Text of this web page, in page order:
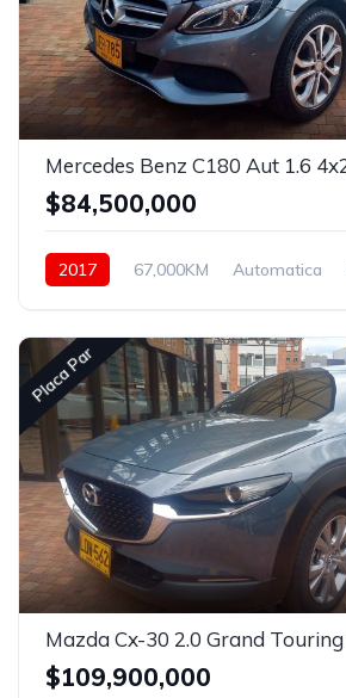
Mercedes Benz C180 Aut 1.6
$84,500,000
2017 67,000KM Automatica
Placa Par
Mazda Cx-30 2.0 Grand
$109,900,000